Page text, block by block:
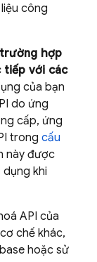
công
hợp
tiếp với các
của bạn
do ứng
cấp, ứng
trong cấu
này được
khi
API của
chế khác,
hoặc sử